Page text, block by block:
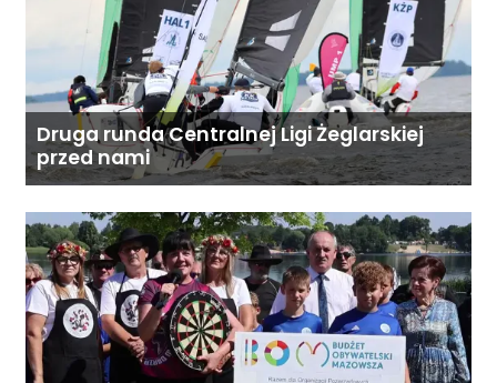
Druga runda Centralnej Ligi Żeglarskiej
przed nami